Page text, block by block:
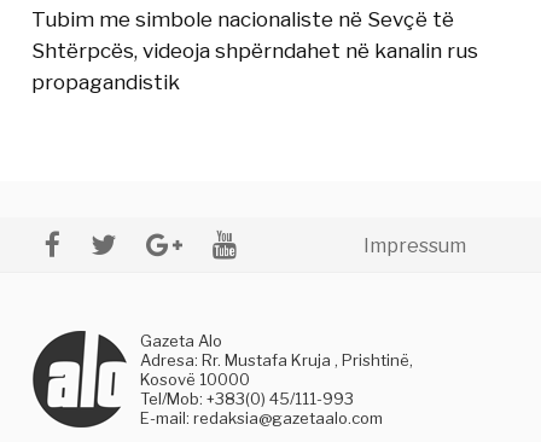
Tubim me simbole nacionaliste në Sevçë të
Shtërpcës, videoja shpërndahet në kanalin rus
propagandistik
Impressum
Gazeta Alo
Adresa: Rr. Mustafa Kruja , Prishtinë,
Kosovë 10000
Tel/Mob: +383(0) 45/111-993
E-mail:redaksia@gazetaalo.com